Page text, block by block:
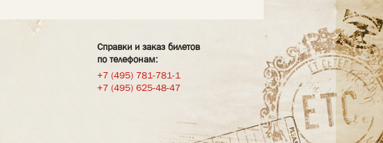
Справки и заказ билетов
по телефонам:
+7 (495) 781-781-1
+7 (495) 625-48-47